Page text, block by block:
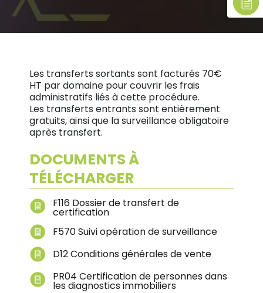
Les transferts sortants sont facturés 70€
HT par domaine pour couvrir les frais
administratifs liés à cette procédure.
Les transferts entrants sont entièrement
gratuits, ainsi que la surveillance obligatoire
après transfert.
DOCUMENTS À
TÉLÉCHARGER
F116 Dossier de transfert de
certification
F570 Suivi opération de surveillance
D12 Conditions générales de vente
PR04 Certification de personnes dans
les diagnostics immobiliers